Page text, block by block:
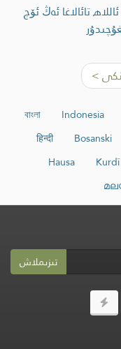
تائالاغا ئەڭ ئۆچ
>
Indonesia
বাংলা
Bosanski
हिन्दी
Kurdî
Hausa
تىزىملاش